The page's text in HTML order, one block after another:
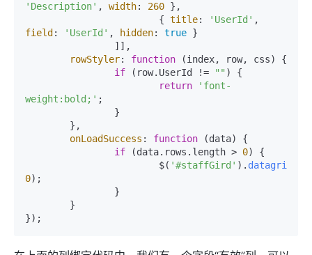
'Description' , width: 260 },
			{
title: 'UserId'
field : 'UserId' , hidden: true }
rowStyler: function (index, row, css) {
if (row. UserId != "" ) {
return
'font-
weight:bold;' ;
onLoadSuccess : function (data) {
if (data. rows . length > 0) {
			$(
'#staffGird' ). datagrid
0);
});